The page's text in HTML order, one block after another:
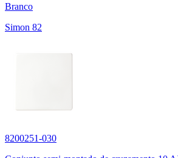
Branco
Simon 82
8200251-030